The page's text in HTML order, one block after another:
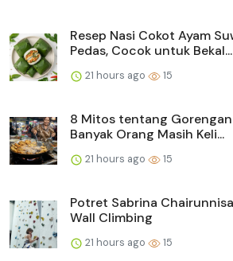
Resep Nasi Cokot Ayam
Pedas, Cocok untuk Bekal...
21 hours ago 15
8 Mitos tentang Gorengan
Banyak Orang Masih Keli...
21 hours ago 15
Potret Sabrina
Wall Climbing
21 hours ago 15